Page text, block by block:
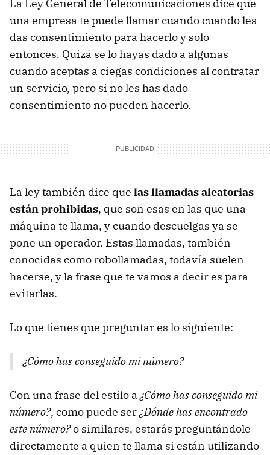
La Ley General de Telecomunicaciones dice que
una empresa te puede llamar cuando cuando les
das consentimiento para hacerlo y solo
entonces. Quizá se lo hayas dado a algunas
cuando aceptas a ciegas condiciones al contratar
un servicio, pero si no les has dado
consentimiento no pueden hacerlo.
La ley también dice que las llamadas aleatorias
están prohibidas, que son esas en las que una
máquina te llama, y cuando descuelgas ya se
pone un operador. Estas llamadas, también
conocidas como robollamadas, todavía suelen
hacerse, y la frase que te vamos a decir es para
evitarlas.
Lo que tienes que preguntar es lo siguiente:
¿Cómo has conseguido mi número?
Con una frase del estilo a¿Cómo has conseguido mi
número?, como puede ser¿Dónde has encontrado
este número?o similares, estarás preguntándole
directamente a quien te llama si están utilizando